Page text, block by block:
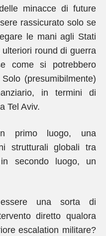
minacce di future
rassicurato solo se
le mani agli Stati
round di guerra
come si potrebbero
(presumibilmente)
in termini di
Tel Aviv.
primo luogo, una
strutturali globali tra
secondo luogo, un
essere una sorta di
diretto qualora
escalation militare?